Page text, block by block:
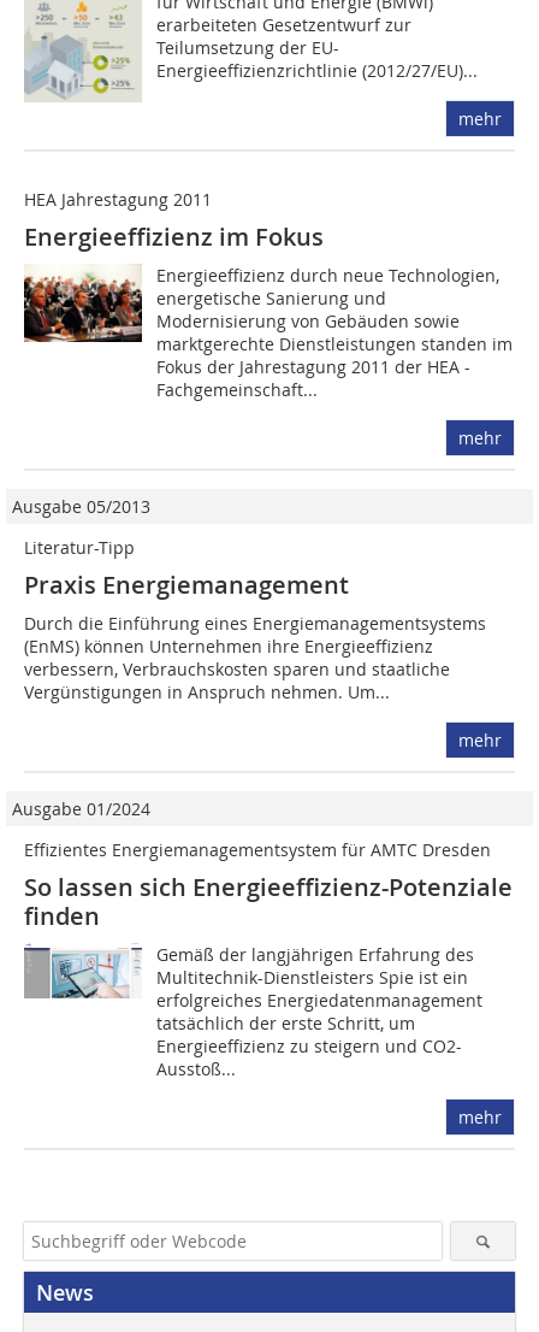
erarbeiteten Gesetzentwurf zur
Teilumsetzung der EU-
Energieeffizienzrichtlinie (2012/27/EU)...
mehr
HEA Jahrestagung 2011
Energieeffizienz im Fokus
Energieeffizienz durch neue Technologien,
energetische Sanierung und
Modernisierung von Gebäuden sowie
marktgerechte Dienstleistungen standen im
Fokus der Jahrestagung 2011 der HEA -
Fachgemeinschaft...
mehr
Ausgabe 05/2013
Literatur-Tipp
Praxis Energiemanagement
Durch die Einführung eines Energiemanagementsystems
(EnMS) können Unternehmen ihre Energieeffizienz
verbessern, Verbrauchskosten sparen und staatliche
Vergünstigungen in Anspruch nehmen. Um...
mehr
Ausgabe 01/2024
Effizientes Energiemanagementsystem für AMTC Dresden
So lassen sich Energieeffizienz-Potenziale
finden
Gemäß der langjährigen Erfahrung des
Multitechnik-Dienstleisters Spie ist ein
erfolgreiches Energiedatenmanagement
tatsächlich der erste Schritt, um
Energieeffizienz zu steigern und CO2-
Ausstoß...
mehr
News